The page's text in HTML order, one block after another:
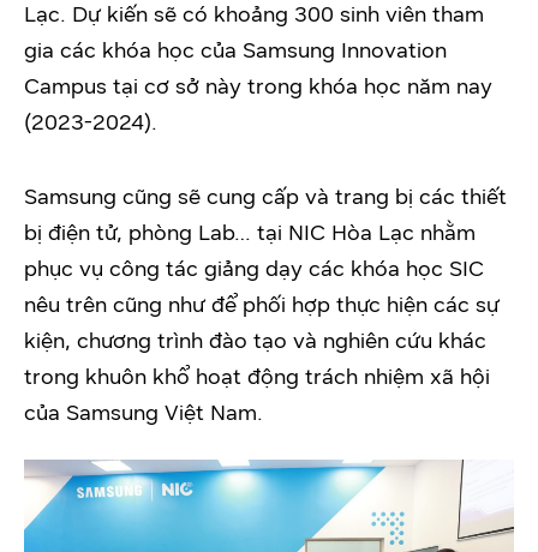
Lạc. Dự kiến sẽ có khoảng 300 sinh viên tham
gia các khóa học của Samsung Innovation
Campus tại cơ sở này trong khóa học năm nay
(2023-2024).
Samsung cũng sẽ cung cấp và trang bị các thiết
bị điện tử, phòng Lab… tại NIC Hòa Lạc nhằm
phục vụ công tác giảng dạy các khóa học SIC
nêu trên cũng như để phối hợp thực hiện các sự
kiện, chương trình đào tạo và nghiên cứu khác
trong khuôn khổ hoạt động trách nhiệm xã hội
của Samsung Việt Nam.